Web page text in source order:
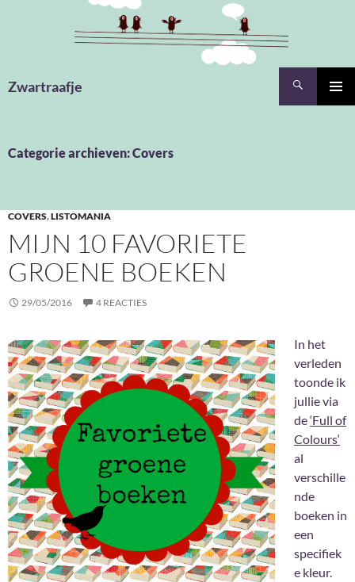
Zwartraafje
Categorie archieven: Covers
COVERS,LISTOMANIA
MIJN 10 FAVORIETE
GROENE BOEKEN
29/05/2016 4 REACTIES
In het
verleden
toonde ik
jullie via
de‘Full of
Colours‘
al
verschille
nde
boeken in
een
specifiek
e kleur.